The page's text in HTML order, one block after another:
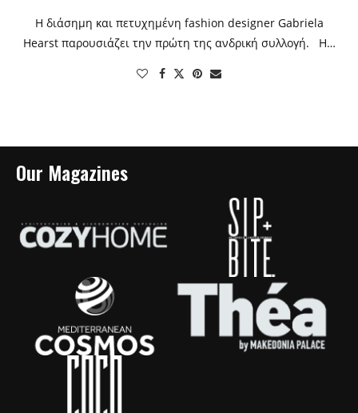
Η διάσημη και πετυχημένη fashion designer Gabriela
Hearst παρουσιάζει την πρώτη της ανδρική συλλογή. Η…
Our Magazines